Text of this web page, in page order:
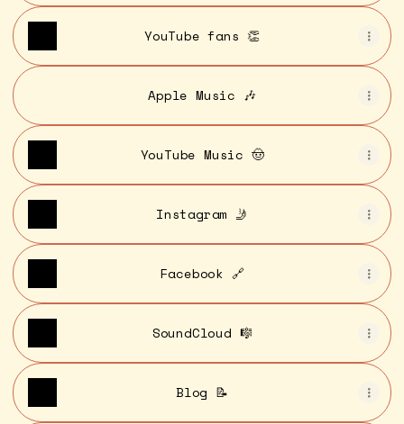
YouTube fans 👏
Apple Music 🎶
YouTube Music 🤠
Instagram 🤳
Facebook 🔗
SoundCloud 🎼
Blog 📝